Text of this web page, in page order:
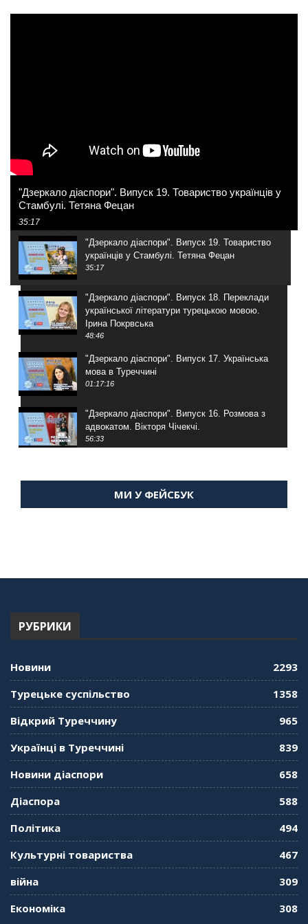
"Дзеркало діаспори". Випуск 19. Товариство українців у
Стамбулі. Тетяна Фецан
35:17
"Дзеркало діаспори". Випуск 19. Товариство
українців у Стамбулі. Тетяна Фецан
35:17
"Дзеркало діаспори". Випуск 18. Переклади
української літератури турецькою мовою.
Ірина Покрвська
48:46
"Дзеркало діаспори". Випуск 17. Українська
мова в Туреччині
01:17:16
"Дзеркало діаспори". Випуск 16. Розмова з
адвокатом. Вікторя Чічекчі.
56:33
Мухарський про життя в Туреччині
"Дзеркало діаспори". Випуск 13. МУШ в
"Дзеркало діаспори". Випуск 11. Олександр
"Дзеркало діаспори". Випуск 10. Тонкощі та
кримськотатарського прапора. Феріде Шахін
"Дзеркало діаспори". Випуск 8. Розмова з
Послом
МИ У ФЕЙСБУК
РУБРИКИ
Новини
2293
Турецьке суспільство
1358
Відкрий Туреччину
965
Українці в Туреччині
839
Новини діаспори
658
Діаспора
588
Політика
494
Культурні товариства
467
війна
309
Економіка
308